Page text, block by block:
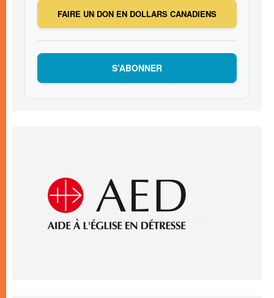
FAIRE UN DON EN DOLLARS CANADIENS
S’ABONNER